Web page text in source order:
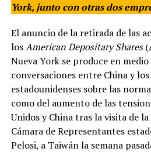
York, junto con otras dos
El anuncio de la retirada de las
losAmerican Depositary Shares(
Nueva York se produce en
conversaciones entre China y
estadounidenses sobre las
como del aumento de las
Unidos y China tras la visita de
Cámara de Representantes
Pelosi, a Taiwán la semana